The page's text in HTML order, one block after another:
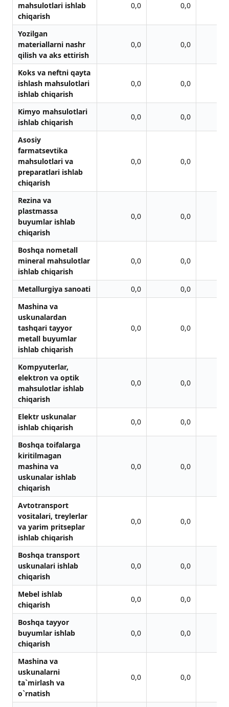
mahsulotlari ishlab
chiqarish
0,0 0,0
Yozilgan
materiallarni nashr
qilish va aks ettirish
0,0 0,0
Koks va neftni qayta
ishlash mahsulotlari
ishlab chiqarish
0,0 0,0
Kimyo mahsulotlari
ishlab chiqarish
0,0 0,0
Asosiy
farmatsevtika
mahsulotlari va
preparatlari ishlab
chiqarish
0,0 0,0
Rezina va
plastmassa
buyumlar ishlab
chiqarish
0,0 0,0
Boshqa nometall
mineral mahsulotlar
ishlab chiqarish
0,0 0,0
Metallurgiya sanoati 0,0
0,0
Mashina va
uskunalardan
tashqari tayyor
metall buyumlar
ishlab chiqarish
0,0 0,0
Kompyuterlar,
elektron va optik
mahsulotlar ishlab
chiqarish
0,0 0,0
Elektr uskunalar
ishlab chiqarish
0,0 0,0
Boshqa toifalarga
kiritilmagan
mashina va
uskunalar ishlab
chiqarish
0,0 0,0
Avtotransport
vositalari, treylerlar
va yarim pritseplar
ishlab chiqarish
0,0 0,0
Boshqa transport
uskunalari ishlab
chiqarish
0,0 0,0
Mebel ishlab
chiqarish
0,0 0,0
Boshqa tayyor
buyumlar ishlab
chiqarish
0,0 0,0
Mashina va
uskunalarni
ta`mirlash va
o`rnatish
0,0 0,0